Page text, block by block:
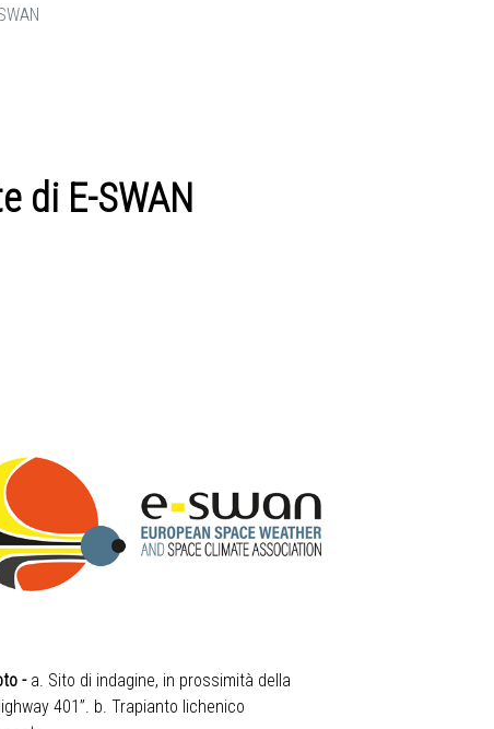
di E-SWAN
- a. Sito di indagine, in prossimità della
401”. b. Trapianto lichenico